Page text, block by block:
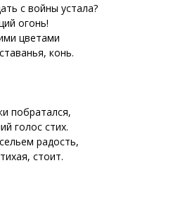
с войны устала?
огонь!
цветами
конь.
побратался,
голос стих.
радость,
стоит.